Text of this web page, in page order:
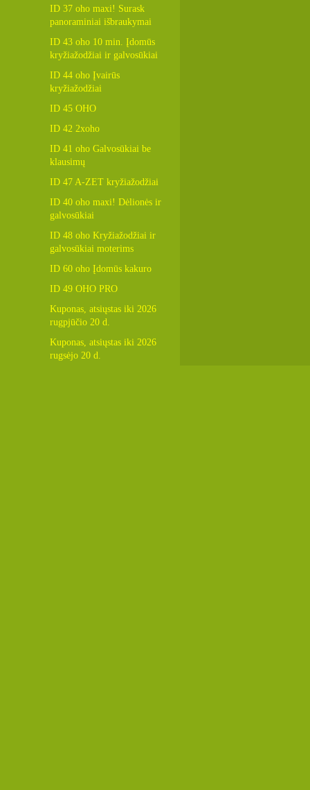
ID 37 oho maxi! Surask
panoraminiai išbraukymai
ID 43 oho 10 min. Įdomūs
kryžiažodžiai ir galvosūkiai
ID 44 oho Įvairūs
kryžiažodžiai
ID 45 OHO
ID 42 2xoho
ID 41 oho Galvosūkiai be
klausimų
ID 47 A-ZET kryžiažodžiai
ID 40 oho maxi! Dėlionės ir
galvosūkiai
ID 48 oho Kryžiažodžiai ir
galvosūkiai moterims
ID 60 oho Įdomūs kakuro
ID 49 OHO PRO
Kuponas, atsiųstas iki 2026
rugpjūčio 20 d.
Kuponas, atsiųstas iki 2026
rugsėjo 20 d.